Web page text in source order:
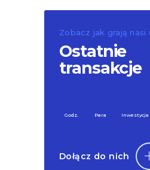
Zobacz jak grają nasi
Ostatnie
transakcje
Godz. Para Inwestycja
Dołącz do nich